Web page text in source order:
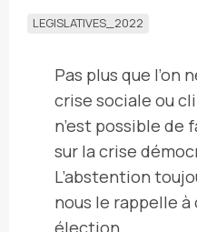
LEGISLATIVES_2022
Pas plus que l’on
crise sociale ou
n’est possible de
sur la crise
L’abstention
nous le rappelle à
élection.